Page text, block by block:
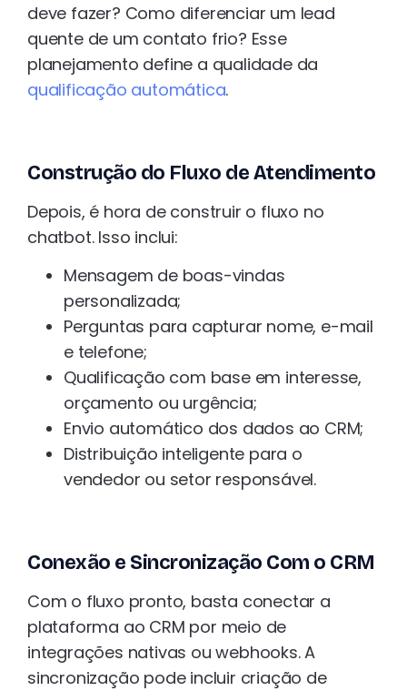
deve fazer? Como diferenciar um lead
quente de um contato frio? Esse
planejamento define a qualidade da
qualificação automática.
Construção do Fluxo de Atendimento
Depois, é hora de construir o fluxo no
chatbot. Isso inclui:
Mensagem de boas-vindas
personalizada;
Perguntas para capturar nome, e-mail
e telefone;
Qualificação com base em interesse,
orçamento ou urgência;
Envio automático dos dados ao CRM;
Distribuição inteligente para o
vendedor ou setor responsável.
Conexão e Sincronização Com o CRM
Com o fluxo pronto, basta conectar a
plataforma ao CRM por meio de
integrações nativas ou webhooks. A
sincronização pode incluir criação de